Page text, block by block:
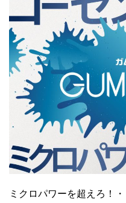
ミクロパワーを超えろ！